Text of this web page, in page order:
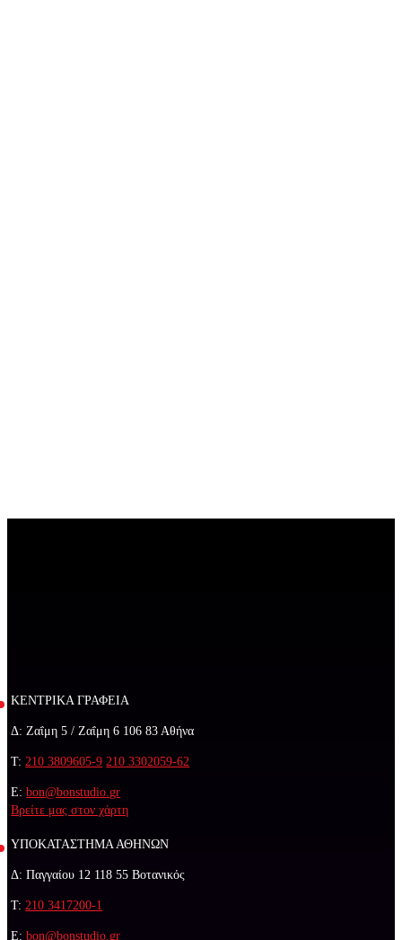
ΚΕΝΤΡΙΚΑ ΓΡΑΦΕΙΑ
Δ: Ζαΐμη 5 / Ζαΐμη 6 106 83 Αθήνα
Τ: 210 3809605-9 210 3302059-62
E:bon@bonstudio.gr
Βρείτε μας στον χάρτη
ΥΠΟΚΑΤΑΣΤΗΜΑ ΑΘΗΝΩΝ
Δ: Παγγαίου 12 118 55 Βοτανικός
Τ: 210 3417200-1
E:bon@bonstudio.gr